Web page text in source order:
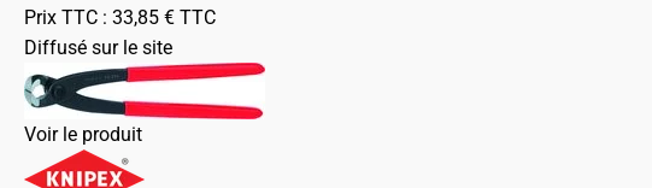
Prix TTC : 33,85 € TTC
Diffusé sur le site
Voir le produit